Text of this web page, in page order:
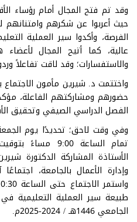
وقد تم فتح المجال أمام رؤساء
حيث أعربوا عن شكرهم
الفرصة، وأكدوا سير العملية
عالية، كما أتيح المجال
والاستفسارات؛ وقد لاقت تفاعلاً
واختتمت د. شيرين مأمون
حضورهم ومشاركتهم الفاعلة،
الفصل الدراسي الصيفي وتحقيق
تمام الساعة
الأستاذة المشاركة الدكتورة
وإدارة الأعمال بالجامعة،
طبيعة سير العملية التعليمية
الجامعي 1446هـ / 2024-2025م.